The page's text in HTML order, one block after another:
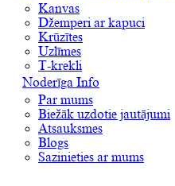
Kanvas
Džemperi ar kapuci
Krūzītes
Uzlīmes
T-krekli
Noderīga Info
Par mums
Biežāk uzdotie jautājumi
Atsauksmes
Blogs
Sazinieties ar mums